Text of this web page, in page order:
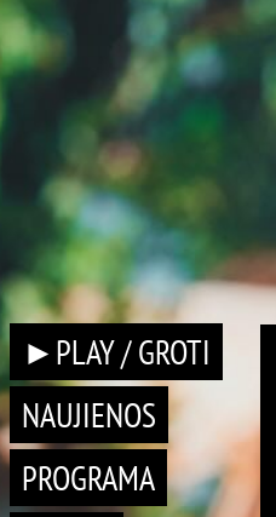
►PLAY / GROTI
NAUJIENOS
PROGRAMA